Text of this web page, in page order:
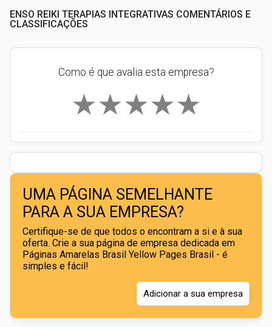
ENSO REIKI TERAPIAS INTEGRATIVAS COMENTÁRIOS E
CLASSIFICAÇÕES
Como é que avalia esta empresa?
★
★
★
★
★
UMA PÁGINA SEMELHANTE
PARA A SUA EMPRESA?
Certifique-se de que todos o encontram a si e à sua
oferta. Crie a sua página de empresa dedicada em
Páginas Amarelas Brasil Yellow Pages Brasil - é
simples e fácil!
Adicionar a sua empresa